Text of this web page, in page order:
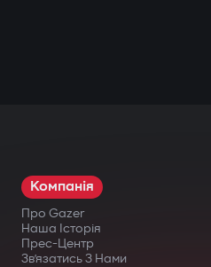
Компанія
Про Gazer
Наша Історія
Прес-Центр
Зв’язатись З Нами